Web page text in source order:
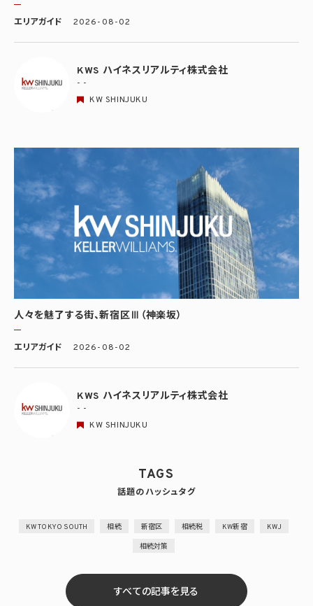
エリアガイド 2026-08-02
KWS ハイネスリアルティ株式会社
- -
KW SHINJUKU
人々を魅了する街、新宿区Ⅲ（神楽坂）
エリアガイド 2026-08-02
KWS ハイネスリアルティ株式会社
- -
KW SHINJUKU
TAGS
話題のハッシュタグ
KW TOKYO SOUTH 相続 新宿区 相続税 KW新宿 KWJ
相続対策
すべての記事を見る